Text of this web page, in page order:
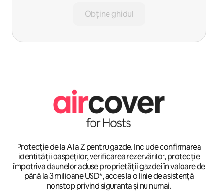
Obține ghidul
Protecție de la A la Z pentru gazde. Include confirmarea
identității oaspeților, verificarea rezervărilor, protecție
împotriva daunelor aduse proprietății gazdei în valoare de
până la 3 milioane USD*, acces la o linie de asistență
nonstop privind siguranța și nu numai.